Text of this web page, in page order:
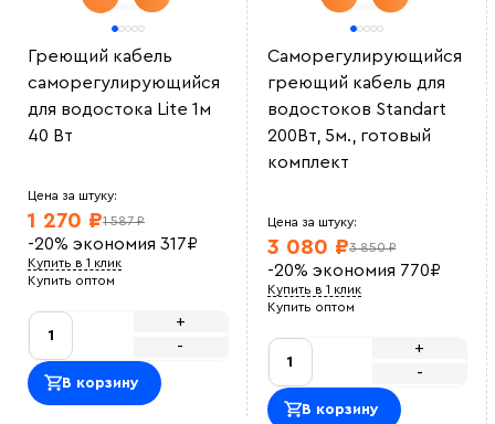
Греющий кабель
саморегулирующийся
для водостока Lite 1м
40 Вт
Цена за штуку:
1 587 ₽
1 270 ₽
-20% экономия 317₽
Купить в 1 клик
Купить оптом
-
+
В корзину
Саморегулирующийся
греющий кабель для
водостоков Standart
200Вт, 5м., готовый
комплект
Цена за штуку:
3 850 ₽
3 080 ₽
-20% экономия 770₽
Купить в 1 клик
Купить оптом
-
+
В корзину